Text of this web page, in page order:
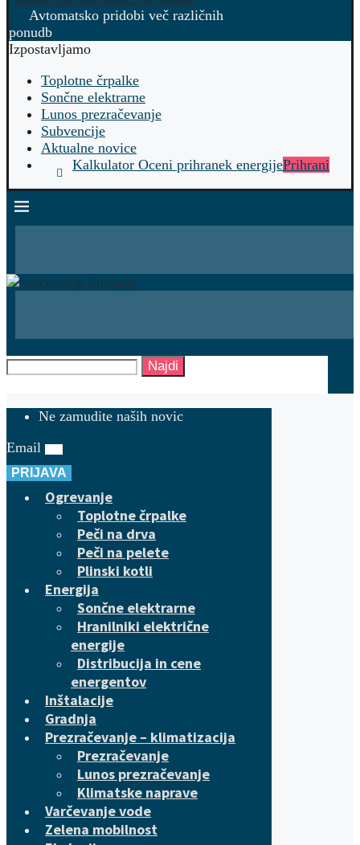
Avtomatsko pridobi več različnih
ponudb
Izpostavljamo
Toplotne črpalke
Sončne elektrarne
Lunos prezračevanje
Subvencije
Aktualne novice
Kalkulator Oceni prihranek energijePrihrani
Najdi
Ne zamudite naših novic
Email
PRIJAVA
Ogrevanje
Toplotne črpalke
Peči na drva
Peči na pelete
Plinski kotli
Energija
Sončne elektrarne
Hranilniki električne
energije
Distribucija in cene
energentov
Inštalacije
Gradnja
Prezračevanje – klimatizacija
Prezračevanje
Lunos prezračevanje
Klimatske naprave
Varčevanje vode
Zelena mobilnost